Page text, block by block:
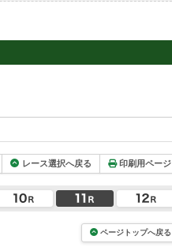
レース選択へ戻る 印刷用ページ
ページトップへ戻る